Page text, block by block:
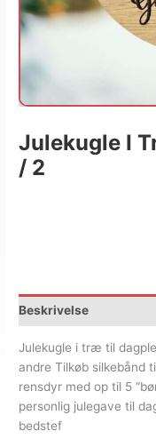
Julekugle I
/ 2
Beskrivelse
Julekugle i træ til
andre Tilkøb silkebånd
rensdyr med op til 5
personlig julegave til
bedstef